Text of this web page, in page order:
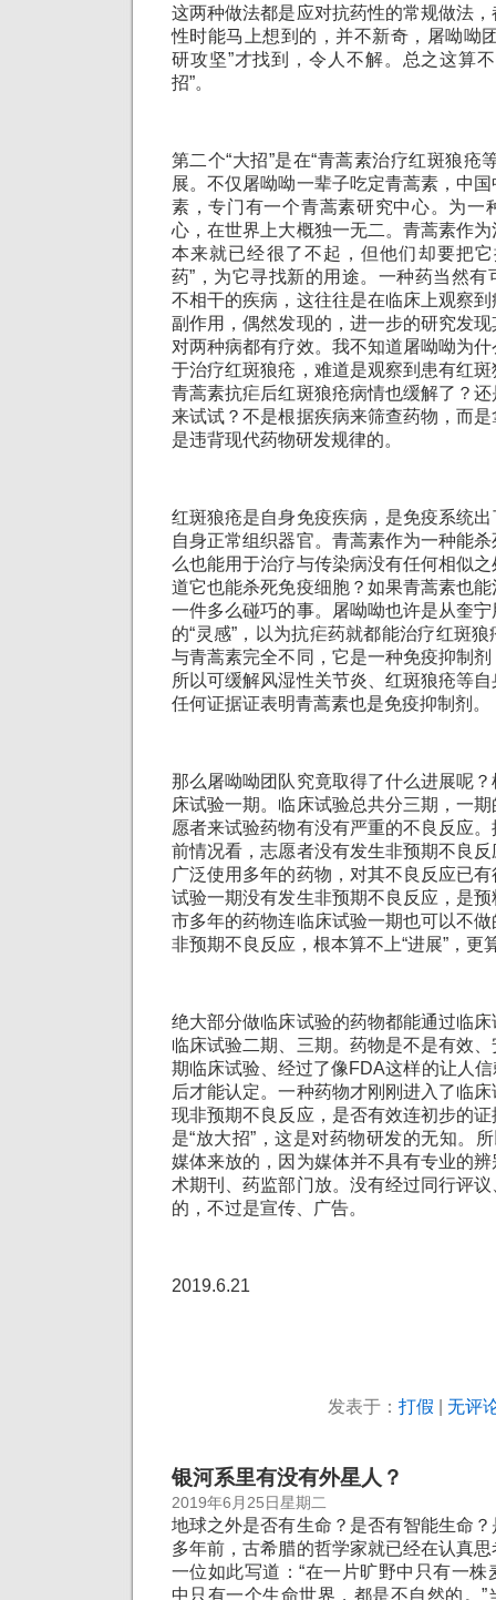
这两种做法都是应对抗药性的常规做法
性时能马上想到的，并不新奇，屠呦呦
研攻坚”才找到，令人不解。总之这算
招”。
第二个“大招”是在“青蒿素治疗红斑狼疮
展。不仅屠呦呦一辈子吃定青蒿素，中
素，专门有一个青蒿素研究中心。为一
心，在世界上大概独一无二。青蒿素作
本来就已经很了不起，但他们却要把
药”，为它寻找新的用途。一种药当然
不相干的疾病，这往往是在临床上观察
副作用，偶然发现的，进一步的研究发
对两种病都有疗效。我不知道屠呦呦为
于治疗红斑狼疮，难道是观察到患有红
青蒿素抗疟后红斑狼疮病情也缓解了？
来试试？不是根据疾病来筛查药物，而
是违背现代药物研发规律的。
红斑狼疮是自身免疫疾病，是免疫系统
自身正常组织器官。青蒿素作为一种能
么也能用于治疗与传染病没有任何相似
道它也能杀死免疫细胞？如果青蒿素也
一件多么碰巧的事。屠呦呦也许是从奎
的“灵感”，以为抗疟药就都能治疗红斑
与青蒿素完全不同，它是一种免疫抑制
所以可缓解风湿性关节炎、红斑狼疮等
任何证据证表明青蒿素也是免疫抑制剂。
那么屠呦呦团队究竟取得了什么进展呢
床试验一期。临床试验总共分三期，一
愿者来试验药物有没有严重的不良反应
前情况看，志愿者没有发生非预期不良
广泛使用多年的药物，对其不良反应已
试验一期没有发生非预期不良反应，是
市多年的药物连临床试验一期也可以不
非预期不良反应，根本算不上“进展”，更
绝大部分做临床试验的药物都能通过临
临床试验二期、三期。药物是不是有效
期临床试验、经过了像FDA这样的让人
后才能认定。一种药物才刚刚进入了临
现非预期不良反应，是否有效连初步的
是“放大招”，这是对药物研发的无知。
媒体来放的，因为媒体并不具有专业的
术期刊、药监部门放。没有经过同行评
的，不过是宣传、广告。
2019.6.21
发表于： 打假 无评
银河系里有没有外星人？
2019年6月25日星期二
地球之外是否有生命？是否有智能生命
多年前，古希腊的哲学家就已经在认真
一位如此写道：“在一片旷野中只有一
中只有一个生命世界，都是不自然的。